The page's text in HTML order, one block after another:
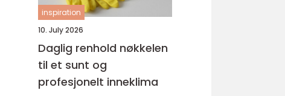
inspiration
10. July 2026
Daglig renhold nøkkelen
til et sunt og
profesjonelt inneklima